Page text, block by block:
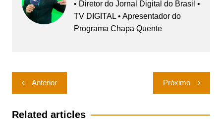
• Diretor do Jornal Digital do Brasil •
TV DIGITAL • Apresentador do
Programa Chapa Quente
Navegação
de
Post
Anterior Próximo
Related articles